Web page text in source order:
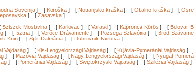
Slovenija ] [ Koroška ] [ Notranjsko-kraška ] [ Obalno-kraška ] [
] [ Zasavska ]
[ Sziszek-Moslavina ] [ Karlovac ] [ Varasd ] [ Kapronca-Kőrös ] [ Belovar-
] [ Isztria ] [ Verőce-Drávamente ] [ Pozsega-Szlavónia ] [ Bród-
Knin ] [ Split-Dalmácia ] [ Dubrovnik-Neretva ]
Vajdaság ] [ Kis-Lengyelországi Vajdaság ] [ Kujávia-Pomerániai Vajdaság ]
] [ Mazóviai Vajdaság ] [ Nagy-Lengyelországi Vajdaság ] [ Nyugat-
] [ Pomerániai Vajdaság ] [ Świętokrzyski Vajdaság ] [ Sziléziai Vajdaság ]